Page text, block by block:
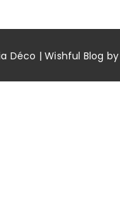
Déco | Wishful Blog